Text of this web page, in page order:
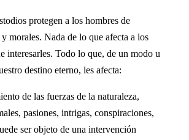
protegen a los hombres de
morales. Nada de lo que afecta a los
interesarles. Todo lo que, de un modo u
destino eterno, les afecta:
de las fuerzas de la naturaleza,
pasiones, intrigas, conspiraciones,
ser objeto de una intervención